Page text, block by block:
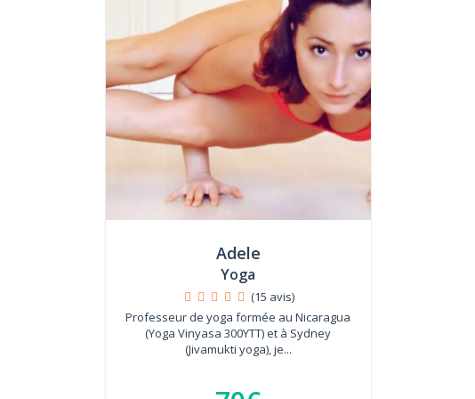
Adele
Yoga
(15 avis)
Professeur de yoga formée au Nicaragua
(Yoga Vinyasa 300YTT) et à Sydney
(Jivamukti yoga), je...